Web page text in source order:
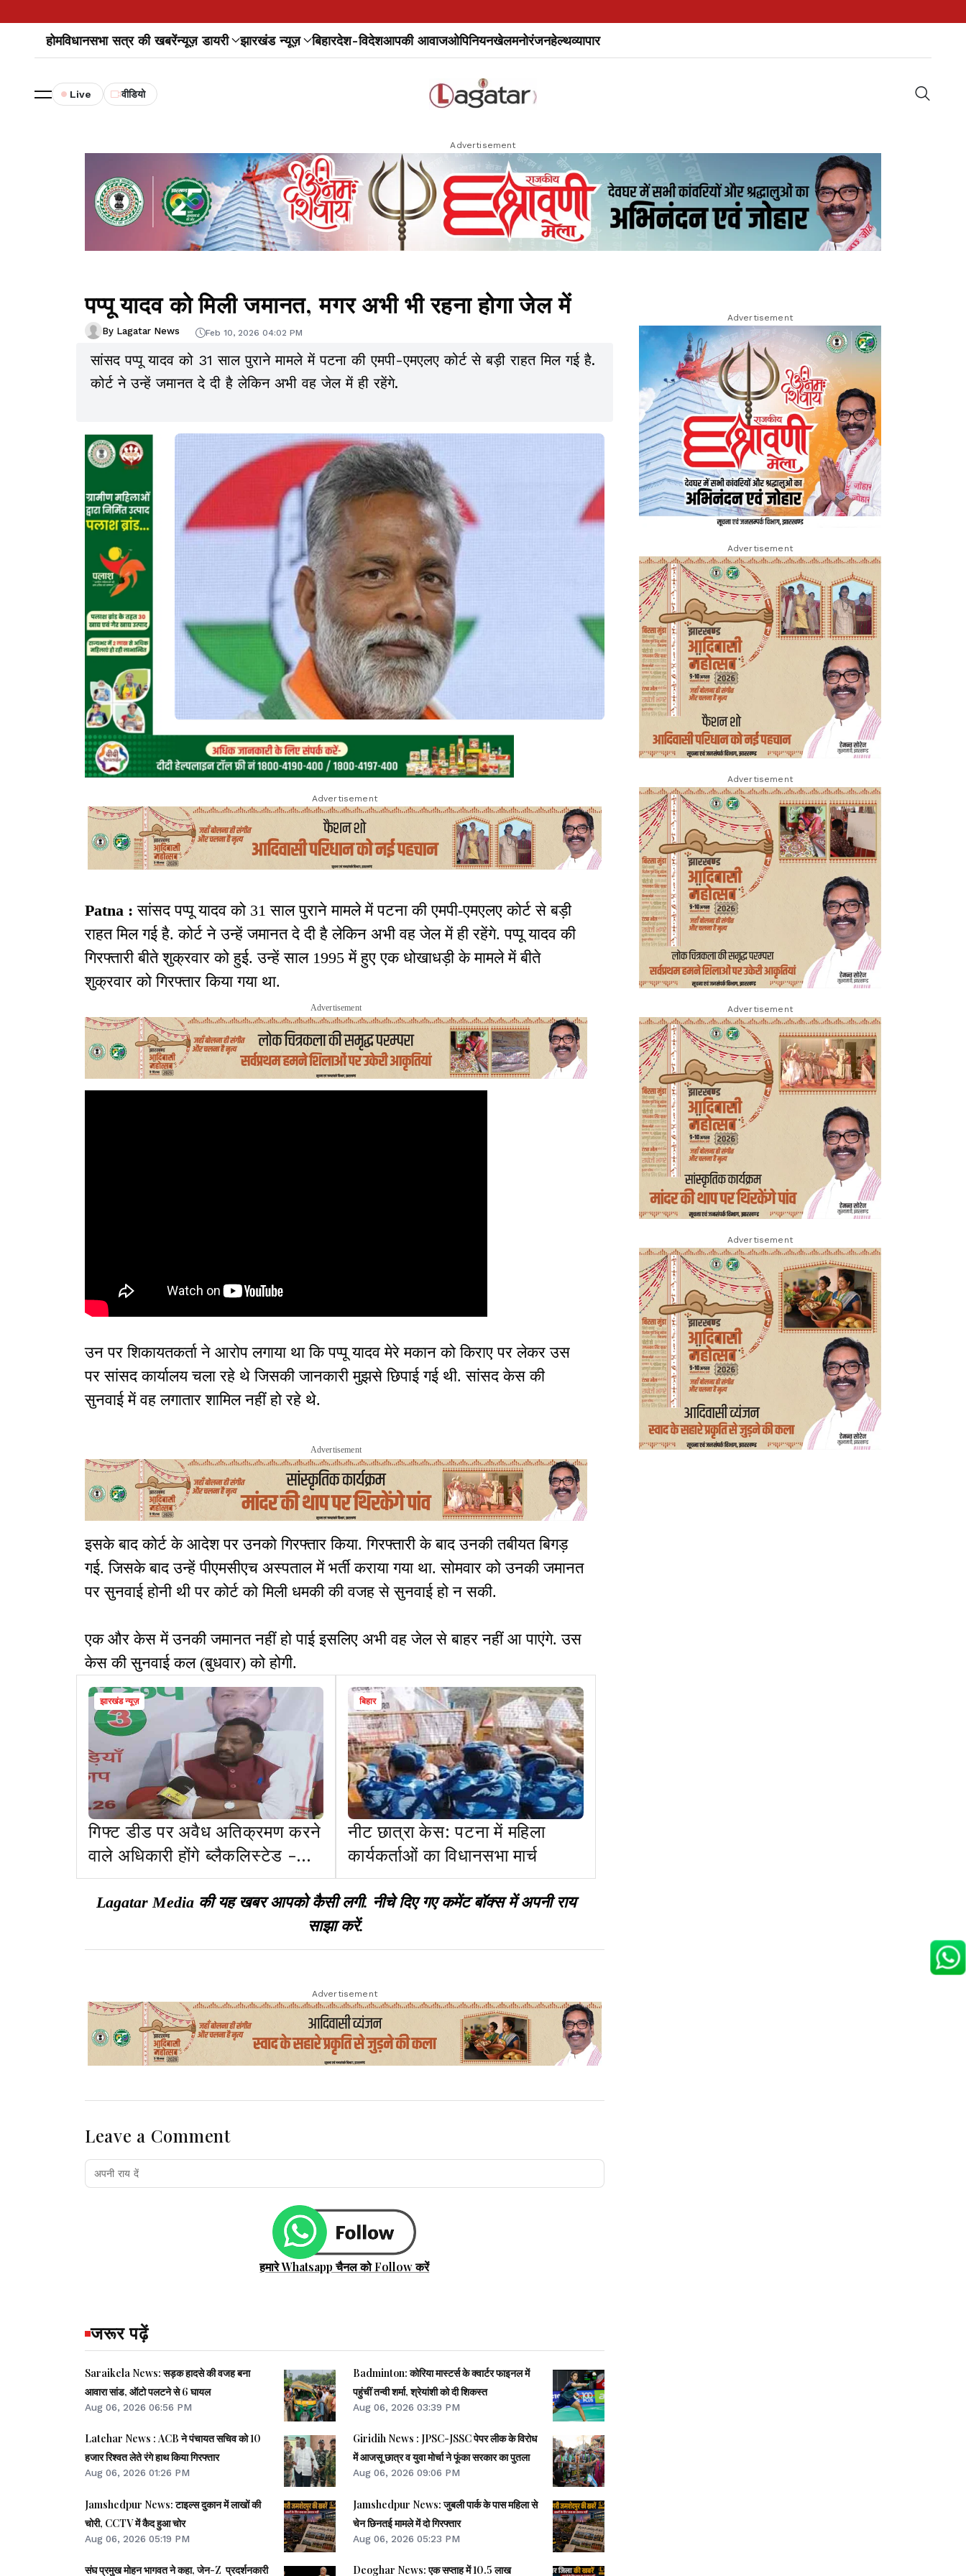
होमविधानसभा सत्र की खबरेंन्यूज़ डायरी झारखंड न्यूज़ बिहारदेश-विदेशआपकी आवाजओपिनियनखेलमनोरंजनहेल्थव्यापार
Live वीडियो
Advertisement
पप्पू यादव को मिली जमानत, मगर अभी भी रहना होगा जेल में
By Lagatar News Feb 10, 2026 04:02 PM
सांसद पप्पू यादव को 31 साल पुराने मामले में पटना की एमपी-एमएलए कोर्ट से बड़ी राहत मिल गई है.
कोर्ट ने उन्हें जमानत दे दी है लेकिन अभी वह जेल में ही रहेंगे.
Advertisement
Patna : सांसद पप्पू यादव को 31 साल पुराने मामले में पटना की एमपी-एमएलए कोर्ट से बड़ी
राहत मिल गई है. कोर्ट ने उन्हें जमानत दे दी है लेकिन अभी वह जेल में ही रहेंगे. पप्पू यादव की
गिरफ्तारी बीते शुक्रवार को हुई. उन्हें साल 1995 में हुए एक धोखाधड़ी के मामले में बीते
शुक्रवार को गिरफ्तार किया गया था.
Advertisement
उन पर शिकायतकर्ता ने आरोप लगाया था कि पप्पू यादव मेरे मकान को किराए पर लेकर उस
पर सांसद कार्यालय चला रहे थे जिसकी जानकारी मुझसे छिपाई गई थी. सांसद केस की
सुनवाई में वह लगातार शामिल नहीं हो रहे थे.
Advertisement
इसके बाद कोर्ट के आदेश पर उनको गिरफ्तार किया. गिरफ्तारी के बाद उनकी तबीयत बिगड़
गई. जिसके बाद उन्हें पीएमसीएच अस्पताल में भर्ती कराया गया था. सोमवार को उनकी जमानत
पर सुनवाई होनी थी पर कोर्ट को मिली धमकी की वजह से सुनवाई हो न सकी.
एक और केस में उनकी जमानत नहीं हो पाई इसलिए अभी वह जेल से बाहर नहीं आ पाएंगे. उस
केस की सुनवाई कल (बुधवार) को होगी.
झारखंड न्यूज़
गिफ्ट डीड पर अवैध अतिक्रमण करने
वाले अधिकारी होंगे ब्लैकलिस्टेड -
प्रवीण कच्छप
बिहार
नीट छात्रा केस: पटना में महिला
कार्यकर्ताओं का विधानसभा मार्च
Lagatar Media की यह खबर आपको कैसी लगी. नीचे दिए गए कमेंट बॉक्स में अपनी राय
साझा करें.
Advertisement
Leave a Comment
हमारे Whatsapp चैनल को Follow करें
जरूर पढ़ें
Saraikela News: सड़क हादसे की वजह बना
आवारा सांड, ऑटो पलटने से 6 घायल
Aug 06, 2026 06:56 PM
Latehar News : ACB ने पंचायत सचिव को 10
हजार रिश्वत लेते रंगे हाथ किया गिरफ्तार
Aug 06, 2026 01:26 PM
Jamshedpur News: टाइल्स दुकान में लाखों की
चोरी, CCTV में कैद हुआ चोर
Aug 06, 2026 05:19 PM
संघ प्रमुख मोहन भागवत ने कहा, जेन-Z प्रदर्शनकारी
Badminton: कोरिया मास्टर्स के क्वार्टर फाइनल में
पहुंचीं तन्वी शर्मा, श्रेयांशी को दी शिकस्त
Aug 06, 2026 03:39 PM
Giridih News : JPSC-JSSC पेपर लीक के विरोध
में आजसू छात्र व युवा मोर्चा ने फूंका सरकार का पुतला
Aug 06, 2026 09:06 PM
Jamshedpur News: जुबली पार्क के पास महिला से
चेन छिनतई मामले में दो गिरफ्तार
Aug 06, 2026 05:23 PM
Deoghar News: एक सप्ताह में 10.5 लाख
Advertisement
Advertisement
Advertisement
Advertisement
Advertisement